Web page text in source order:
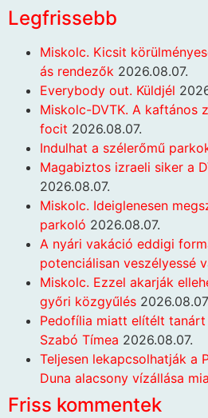
Legfrissebb
Miskolc. Kicsit
ás rendezők 2026.08.07.
Everybody out. Küldjél
Miskolc-DVTK. A kaftános
focit 2026.08.07.
Indulhat a szélerőmű
Magabiztos izraeli siker a
2026.08.07.
Miskolc. Ideiglenesen
parkoló 2026.08.07.
A nyári vakáció eddigi
potenciálisan veszélyessé
Miskolc. Ezzel akarják
győri közgyűlés
Pedofília miatt elítélt
Szabó Tímea 2026.08.07.
Teljesen lekapcsolhatják a
Duna alacsony vízállása
Friss kommentek